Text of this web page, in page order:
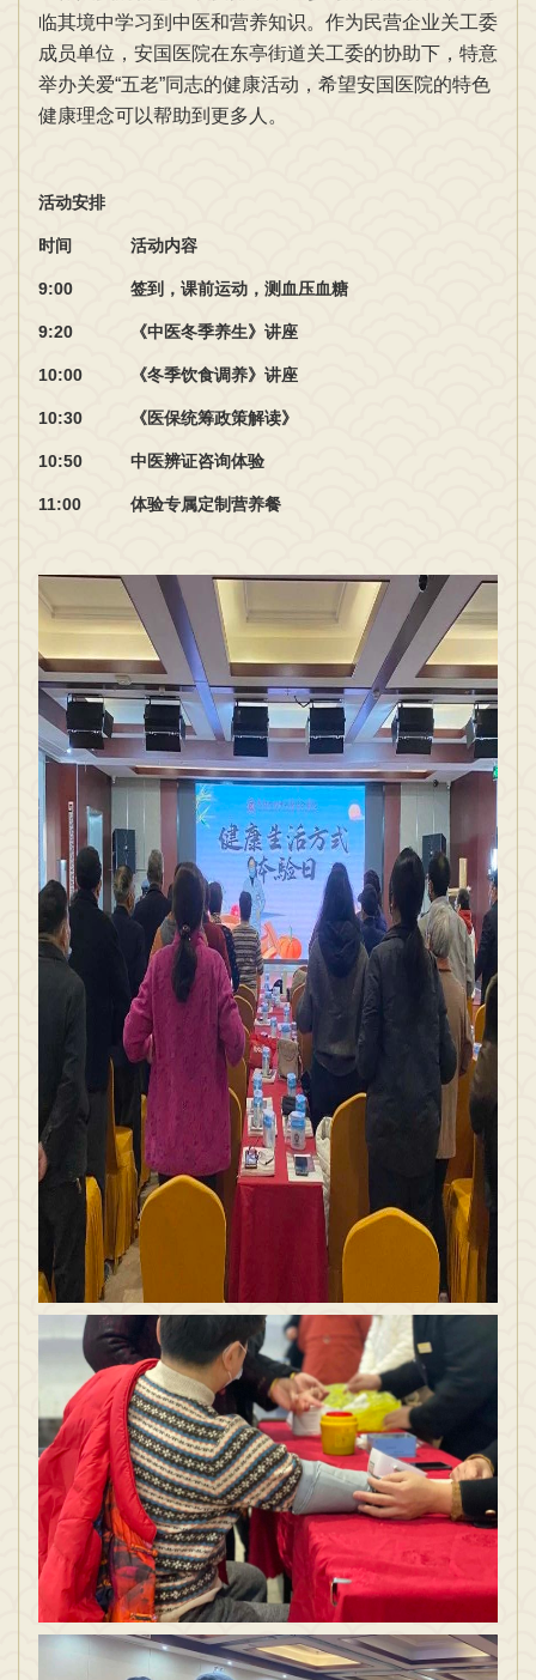
临其境中学习到中医和营养知识。作为民营企业关工委
成员单位，安国医院在东亭街道关工委的协助下，特意
举办关爱“五老”同志的健康活动，希望安国医院的特色
健康理念可以帮助到更多人。
活动安排
时间 活动内容
9:00 签到，课前运动，测血压血糖
9:20 《中医冬季养生》讲座
10:00 《冬季饮食调养》讲座
10:30 《医保统筹政策解读》
10:50 中医辨证咨询体验
11:00 体验专属定制营养餐